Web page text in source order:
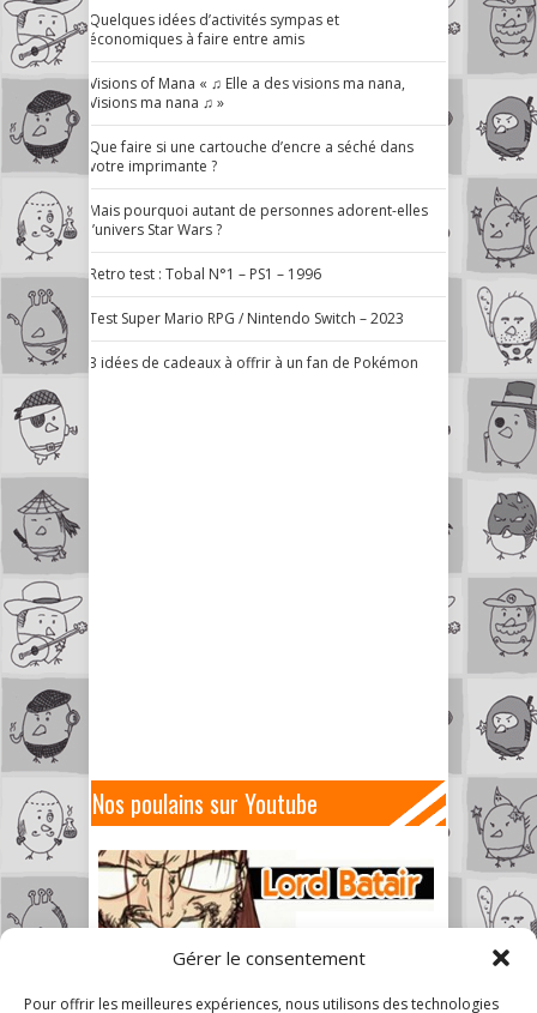
Gérer le consentement
Pour offrir les meilleures expériences, nous utilisons des technologies
Quelques idées d’activités sympas et
économiques à faire entre amis
Visions of Mana « ♫ Elle a des visions ma nana,
Visions ma nana ♫ »
Que faire si une cartouche d’encre a séché dans
votre imprimante ?
Mais pourquoi autant de personnes adorent-elles
l’univers Star Wars ?
Retro test : Tobal N°1 – PS1 – 1996
Test Super Mario RPG / Nintendo Switch – 2023
3 idées de cadeaux à offrir à un fan de Pokémon
Nos poulains sur Youtube